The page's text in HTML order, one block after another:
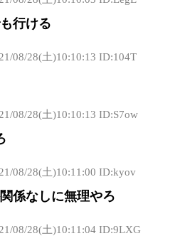
行ける
21/08/28(土)10:10:13 ID:104T
21/08/28(土)10:10:13 ID:S7ow
21/08/28(土)10:11:00 ID:kyov
係なしに無理やろ
21/08/28(土)10:11:04 ID:9LXG